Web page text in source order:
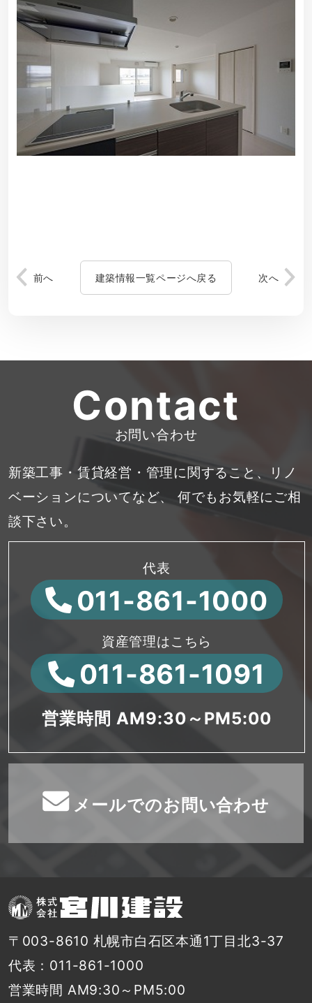
前へ 建築情報一覧ページへ戻る 次へ
Contact
お問い合わせ
新築工事・賃貸経営・管理に関すること、リノ
ベーションについてなど、
何でもお気軽にご相
談下さい。
代表
011-861-1000
資産管理はこちら
011-861-1091
営業時間 AM9:30～PM5:00
メールでのお問い合わせ
〒003-8610 札幌市白石区本通1丁目北3-37
代表：011-861-1000
営業時間 AM9:30～PM5:00